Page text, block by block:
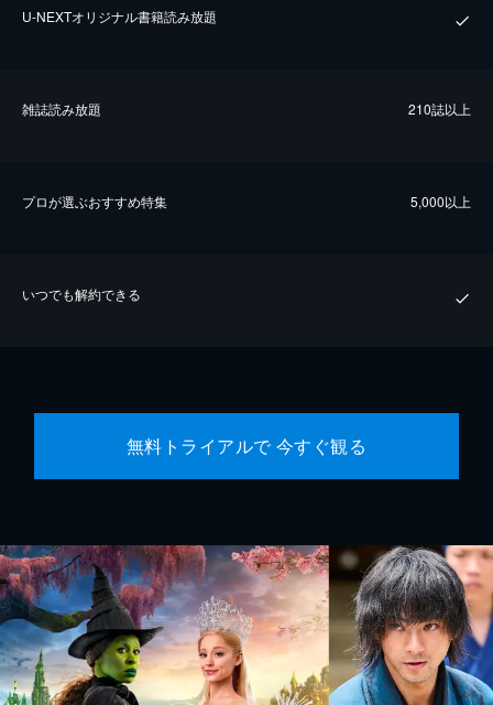
U-NEXTオリジナル書籍読み放題
雑誌読み放題 210誌以上
プロが選ぶおすすめ特集 5,000以上
いつでも解約できる
無料トライアルで 今すぐ観る